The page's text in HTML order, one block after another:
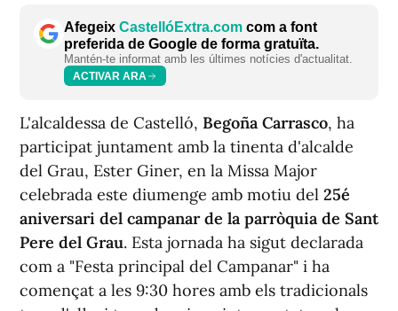
Afegeix CastellóExtra.com com a font
preferida de Google de forma gratuïta.
Mantén-te informat amb les últimes notícies d'actualitat.
ACTIVAR ARA
L'alcaldessa de Castelló, Begoña Carrasco, ha
participat juntament amb la tinenta d'alcalde
del Grau, Ester Giner, en la Missa Major
celebrada este diumenge amb motiu del 25é
aniversari del campanar de la parròquia de Sant
Pere del Grau. Esta jornada ha sigut declarada
com a "Festa principal del Campanar" i ha
començat a les 9:30 hores amb els tradicionals